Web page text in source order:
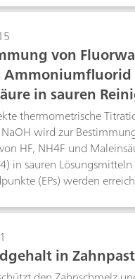
durch NaOH-
mit Al(NO3)3
durch das Titrieren mit
notwendigen
des Gemisches
von
Ammoniumfluorid
in sauren
thermometrische
wird zur
HF, NH4F und
in sauren
(EPs) werden
C4H4O4 (pKa1 = 1.9),
C4H4O4 (pKa2 =
HF-Gehalt wird durch
der Differenz (EP2-EP1)
in